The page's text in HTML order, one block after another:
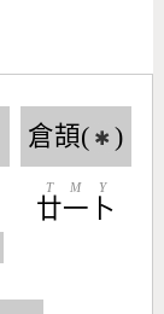
倉頡( ✱ )
廿
T
一
M
卜
Y